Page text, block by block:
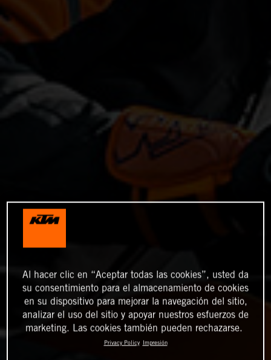
Al hacer clic en “Aceptar todas las cookies”, usted da
su consentimiento para el almacenamiento de cookies
en su dispositivo para mejorar la navegación del sitio,
analizar el uso del sitio y apoyar nuestros esfuerzos de
marketing. Las cookies también pueden rechazarse.
Privacy Policy Impresión